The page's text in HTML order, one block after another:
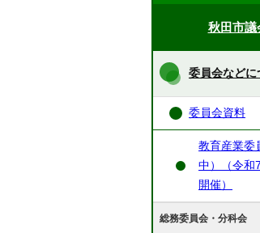
秋田市議
委員会などに
委員会資料
教育産業委
中）（令和
開催）
総務委員会・分科会